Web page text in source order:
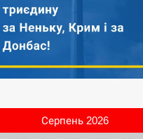
Серпень 2026